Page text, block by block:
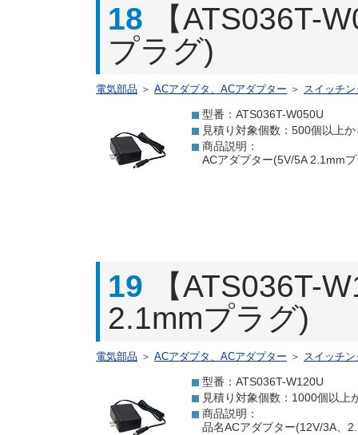
18
【ATS036T-
プラグ)
電気部品 ＞ ACアダプタ、ACアダプター ＞ スイッチ
型番：ATS036T-W050U
見積り対象個数：500個以上か
商品説明：
ACアダプター(5V/5A 2.1mm
19
【ATS036T-
2.1mmプラグ)
電気部品 ＞ ACアダプタ、ACアダプター ＞ スイッチ
型番：ATS036T-W120U
見積り対象個数：1000個以上
商品説明：
品名ACアダプター(12V/3A、